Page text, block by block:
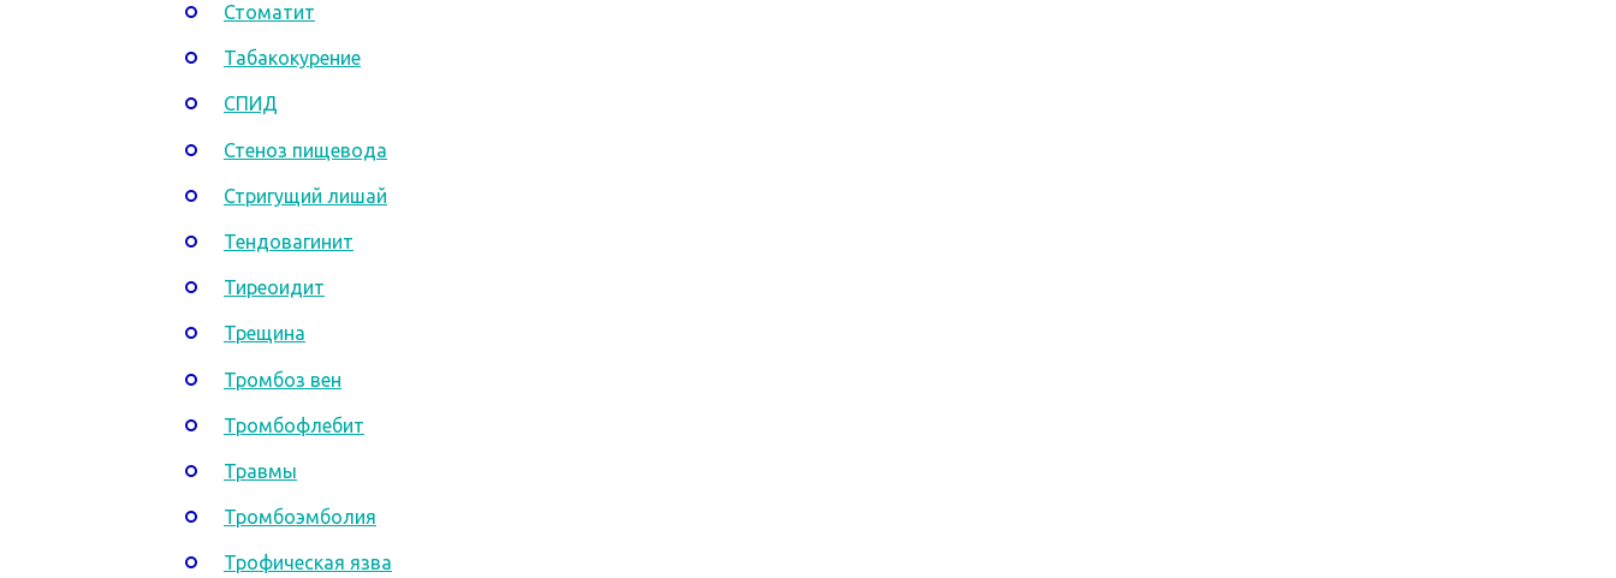
Стоматит
Табакокурение
СПИД
Стеноз пищевода
Стригущий лишай
Тендовагинит
Тиреоидит
Трещина
Тромбоз вен
Тромбофлебит
Травмы
Тромбоэмболия
Трофическая язва